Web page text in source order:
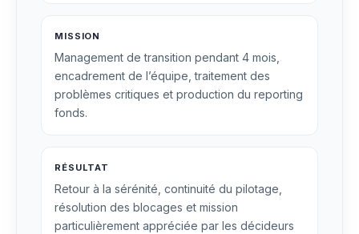
MISSION
Management de transition pendant 4 mois,
encadrement de l’équipe, traitement des
problèmes critiques et production du reporting
fonds.
RÉSULTAT
Retour à la sérénité, continuité du pilotage,
résolution des blocages et mission
particulièrement appréciée par les décideurs